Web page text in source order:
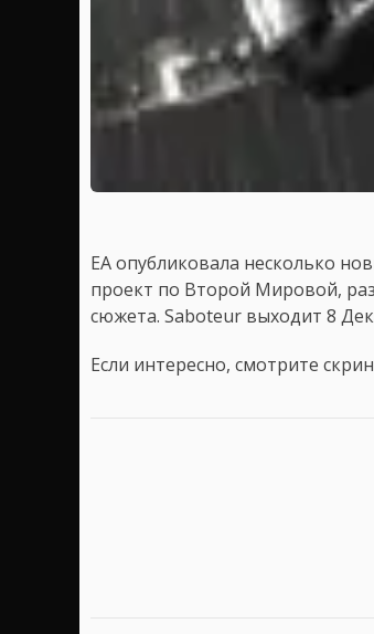
EA опубликовала несколько
проект по Второй Мировой,
сюжета. Saboteur выходит 8
Если интересно, смотрите